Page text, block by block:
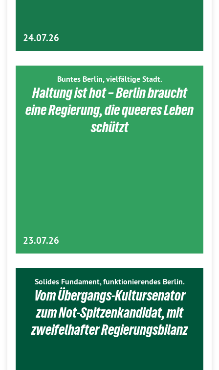
24.07.26
Buntes Berlin, vielfältige Stadt.
Haltung ist hot – Berlin braucht
eine Regierung, die queeres Leben
schützt
23.07.26
Solides Fundament, funktionierendes Berlin.
Vom Übergangs-Kultursenator
zum Not-Spitzenkandidat, mit
zweifelhafter Regierungsbilanz